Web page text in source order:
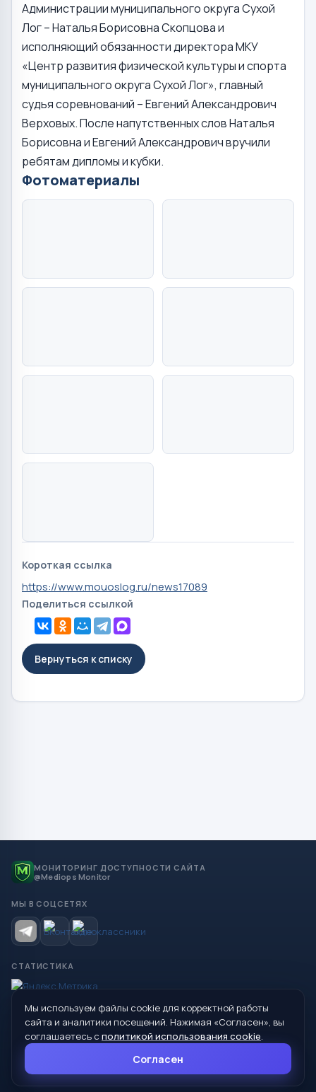
Администрации муниципального округа Сухой
Лог – Наталья Борисовна Скопцова и
исполняющий обязанности директора МКУ
«Центр развития физической культуры и спорта
муниципального округа Сухой Лог», главный
судья соревнований – Евгений Александрович
Верховых. После напутственных слов Наталья
Борисовна и Евгений Александрович вручили
ребятам дипломы и кубки.
Фотоматериалы
Короткая ссылка
https://www.mouoslog.ru/news17089
Поделиться ссылкой
Вернуться к списку
МОНИТОРИНГ ДОСТУПНОСТИ САЙТА
@Mediops Monitor
МЫ В СОЦСЕТЯХ
СТАТИСТИКА
© 2026 Управление образования Администрации МО
Сухой Лог
624800, Свердловская область, г. Сухой Лог, ул. Кирова, дом 7
8 (34373) 4-33-85
Мы используем файлы cookie для корректной работы
сайта и аналитики посещений. Нажимая «Согласен», вы
соглашаетесь с политикой использования cookie.
Согласен